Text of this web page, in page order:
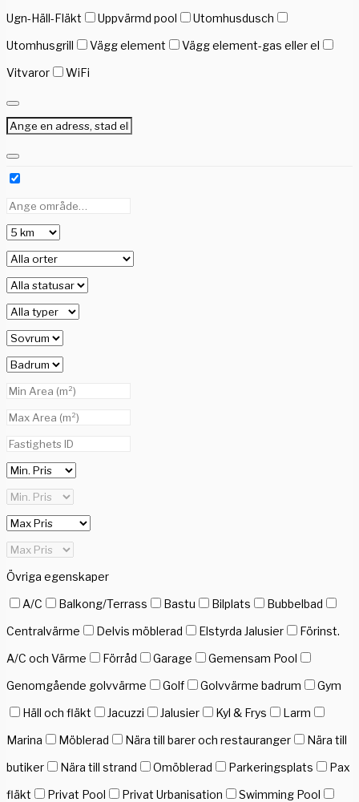
Ugn-Häll-Fläkt
Uppvärmd pool
Utomhusdusch
Utomhusgrill
Vägg element
Vägg element-gas eller el
Vitvaror
WiFi
Övriga egenskaper
A/C
Balkong/Terrass Bastu Bilplats
Bubbelbad
Centralvärme
Delvis möblerad Elstyrda Jalusier
Förinst.
A/C och Värme
Förråd Garage
Gemensam Pool
Genomgående golvvärme
Golf Golvvärme badrum
Gym
Häll och fläkt
Jacuzzi Jalusier Kyl & Frys
Larm
Marina
Möblerad Nära till barer och restauranger
Nära till
butiker
Nära till strand Omöblerad Parkeringsplats
Pax
fläkt
Privat Pool Privat Urbanisation
Swimming Pool